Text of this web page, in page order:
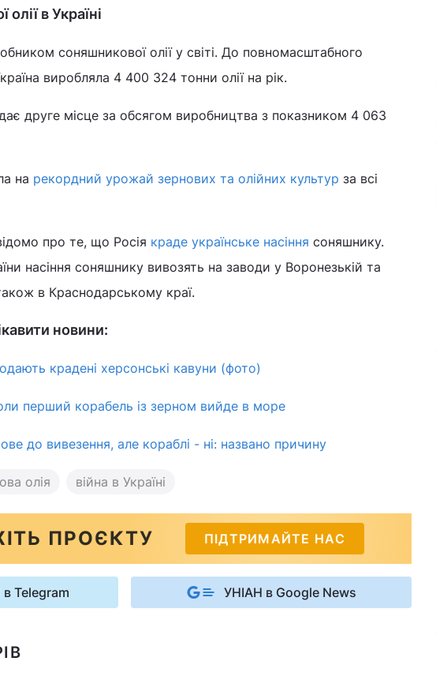
в Україні
соняшникової олії у світі. До повномасштабного
виробляла 4 400 324 тонни олії на рік.
друге місце за обсягом виробництва з показником 4 063
на рекордний урожай зернових та олійних культур за всі
про те, що Росія краде українське насіння соняшнику.
насіння соняшнику вивозять на заводи у Воронезькій та
в Краснодарському краї.
новини:
крадені херсонські кавуни (фото)
перший корабель із зерном вийде в море
до вивезення, але кораблі - ні: названо причину
олія війна в Україні
ПРОЄКТУ ПІДТРИМАЙТЕ НАС
Telegram УНІАН в Google News